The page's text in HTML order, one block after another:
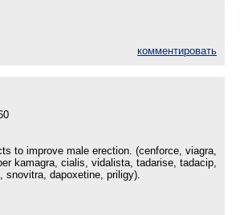
комментировать
to improve male erection. (cenforce, viagra,
kamagra, cialis, vidalista, tadarise, tadacip,
dapoxetine, priligy).